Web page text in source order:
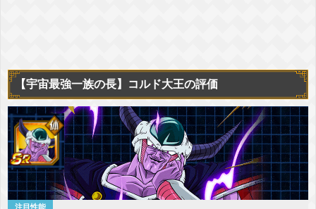
【宇宙最強一族の長】コルド大王の評価